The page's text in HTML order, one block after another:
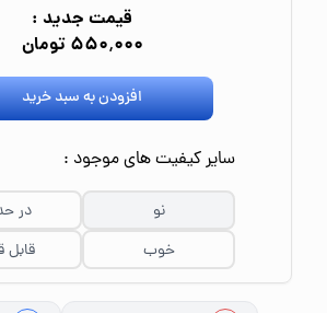
قیمت جدید :
۵۵۰٬۰۰۰ تومان
افزودن به سبد خرید
سایر کیفیت های موجود :
نو
در
خوب
قابل